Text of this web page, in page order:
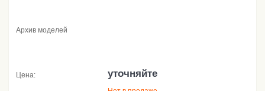
Архив моделей
Цена: уточняйте